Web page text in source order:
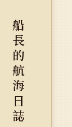
船
長
的
航
海
日
誌